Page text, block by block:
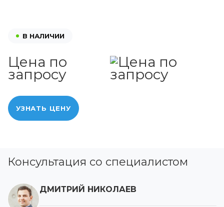
В НАЛИЧИИ
Цена по
запросу
УЗНАТЬ ЦЕНУ
Консультация со специалистом
ДМИТРИЙ НИКОЛАЕВ